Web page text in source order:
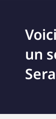
un